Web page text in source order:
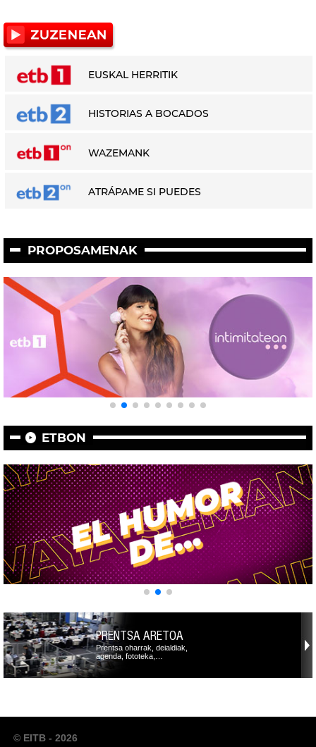
EUSKAL HERRITIK
HISTORIAS A BOCADOS
WAZEMANK
ATRÁPAME SI PUEDES
PROPOSAMENAK
ETBON
PRENTSA ARETOA
Prentsa oharrak, deialdiak,
agenda, fototeka,…
© EITB - 2026